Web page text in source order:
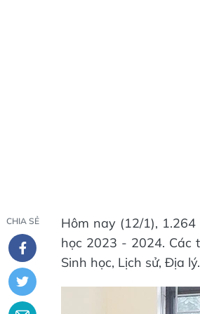
CHIA SẺ
Hôm nay (12/1),
học 2023 - 2024. Các
Sinh học, Lịch sử, Địa lý.